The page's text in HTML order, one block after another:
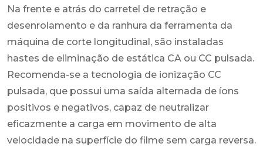
Na frente e atrás do carretel de retração e
desenrolamento e da ranhura da ferramenta da
máquina de corte longitudinal, são instaladas
hastes de eliminação de estática CA ou CC pulsada.
Recomenda-se a tecnologia de ionização CC
pulsada, que possui uma saída alternada de íons
positivos e negativos, capaz de neutralizar
eficazmente a carga em movimento de alta
velocidade na superfície do filme sem carga reversa.